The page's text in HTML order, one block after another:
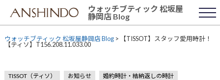
content
ウォッチブティック 松坂屋
静岡店 Blog
ウォッチブティック 松坂屋静岡店 Blog> 【TISSOT】スタッフ愛用時計！
【ティソ】T156.208.11.033.00
TISSOT（ティソ） お知らせ
婚約時計・結納返しの時計